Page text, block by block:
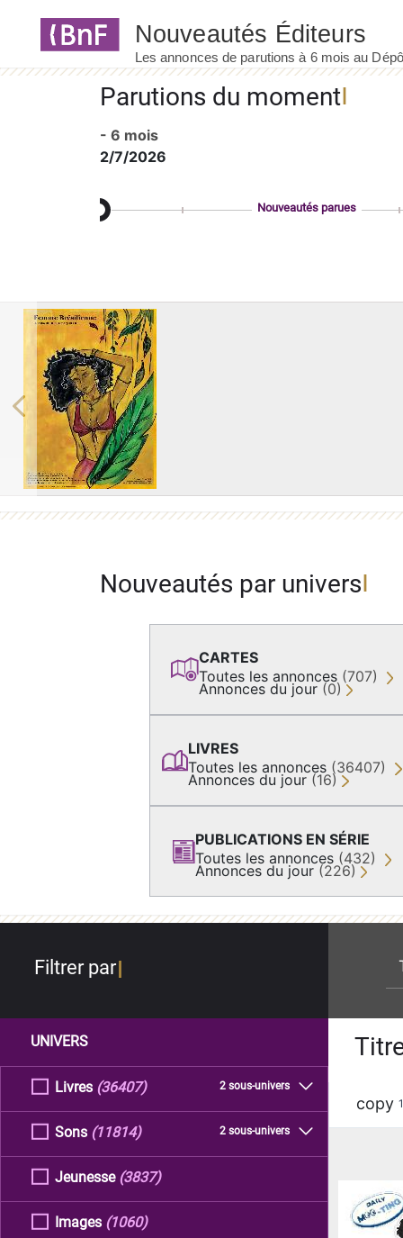
Parutions du moment
- 6 mois
2/7/2026
Nouveautés parues
Previous
Nouveautés par univers
CARTES
Toutes les annonces (707)
Annonces du jour (0)
LIVRES
Toutes les annonces (36407)
Annonces du jour (16)
PUBLICATIONS EN SÉRIE
Toutes les annonces (432)
Annonces du jour (226)
Filtrer par
UNIVERS
Livres 2 sous-univers
(36407)
Sons 2 sous-univers
(11814)
Jeunesse (3837)
Images (1060)
copy